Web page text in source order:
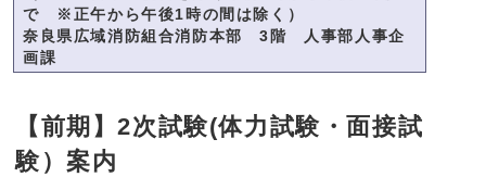
で ※正午から午後1時の間は除く）
奈良県広域消防組合消防本部 3階 人事部人事企
画課
【前期】2次試験(体力試験・面接試
験）案内